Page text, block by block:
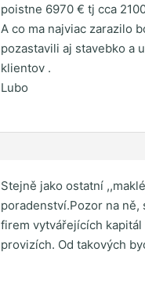
poistne 6970 € tj cca
A co ma najviac zarazilo
pozastavili aj stavebko a
klientov .
Lubo
Stejně jako ostatní
poradenství.Pozor na ně,
firem vytvářejících
provizích. Od takových